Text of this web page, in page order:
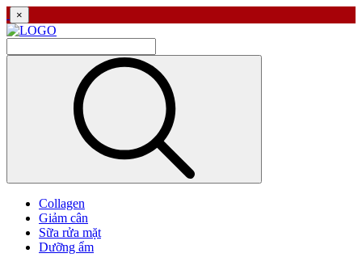
×
Collagen
Giảm cân
Sữa rửa mặt
Dưỡng ẩm